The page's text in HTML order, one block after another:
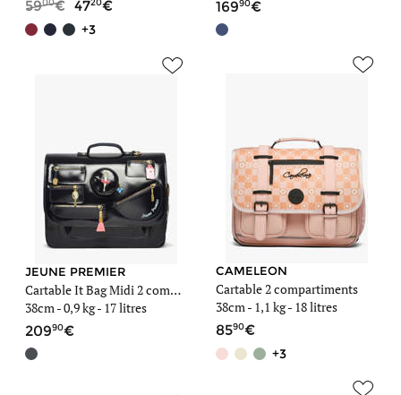
59
47
+3
16990
JEUNE PREMIER
Cartable It Bag Midi 2 compartiments
38cm -0,9 kg- 17 litres
20990
CAMELEON
Cartable 2 compartiments
38cm - 1,1 kg- 18 litres
8590
+3